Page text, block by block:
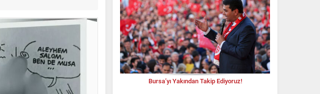
Bursa’yı Yakından Takip Ediyoruz!